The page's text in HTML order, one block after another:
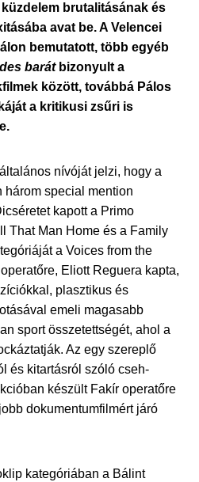
brutalitásának és
avat be. A Velencei
bemutatott, több egyéb
barátbizonyult a
között, továbbá Pálos
a kritikusi zsűri is
nívóját jelzi, hogy a
három special mention
kapott a Primo
That Man Home és a Family
a Voices from the
Eliott Reguera kapta,
plasztikus és
emeli magasabb
sport összetettségét, ahol a
Az egy szereplő
és kitartásról szóló cseh-
készült Fakír operatőre
dokumentumfilmért járó
kategóriában a Bálint